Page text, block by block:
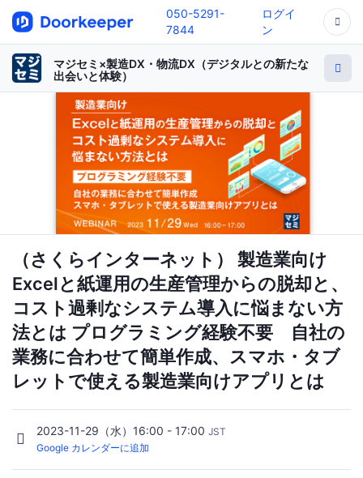
050-5291-
7844
ログイ
ン
マジセミ×製造DX・物流DX（デジタルとの新たな
出会いと体験）
（さくらインターネット） 製造業向け
Excelと紙運用の生産管理からの脱却と、
コスト過剰なシステム導入に悩まない方
法とは プログラミング経験不要 自社の
業務に合わせて簡単作成、スマホ・タブ
レットで使える製造業向けアプリとは
2023-11-29（水）16:00 - 17:00 JST
Google カレンダーに追加